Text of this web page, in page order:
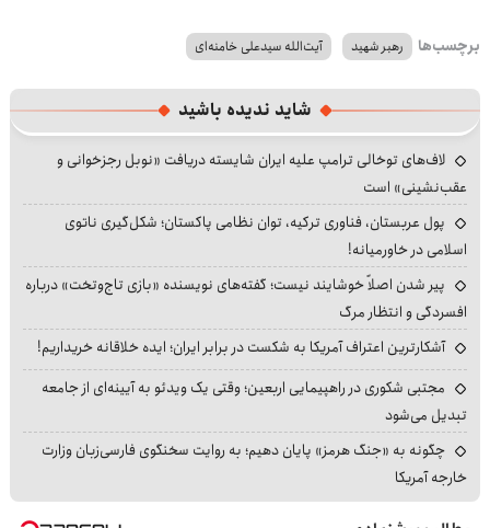
برچسب‌ها رهبر شهید آیت‌الله سیدعلی خامنه‌ای
شاید ندیده باشید
لاف‌های توخالی ترامپ علیه ایران شایسته دریافت «نوبل رجزخوانی و
عقب‌نشینی» است
پول عربستان، فناوری ترکیه، توان نظامی پاکستان؛ شکل‌گیری ناتوی
اسلامی در خاورمیانه!
پیر شدن اصلاً خوشایند نیست؛ گفته‌های نویسنده «بازی تاج‌وتخت» درباره
افسردگی و انتظار مرگ
آشکارترین اعتراف آمریکا به شکست در برابر ایران؛ ایده خلاقانه خریداریم!
مجتبی شکوری در راهپیمایی اربعین؛ وقتی یک ویدئو به آیینه‌ای از جامعه
تبدیل می‌شود
چگونه به «جنگ هرمز» پایان دهیم؛ به روایت سخنگوی فارسی‌زبان وزارت
خارجه آمریکا